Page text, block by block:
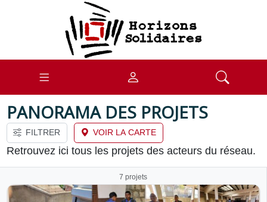
PANORAMA DES PROJETS
FILTRER VOIR LA CARTE
Retrouvez ici tous les projets des acteurs du réseau.
7 projets